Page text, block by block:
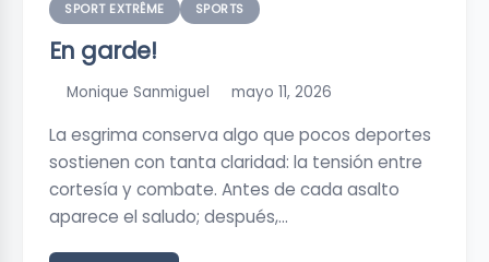
SPORT EXTRÊME SPORTS
En garde!
Monique Sanmiguel mayo 11, 2026
La esgrima conserva algo que pocos deportes
sostienen con tanta claridad: la tensión entre
cortesía y combate. Antes de cada asalto
aparece el saludo; después,…